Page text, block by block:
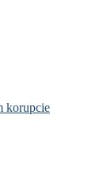
korupcie